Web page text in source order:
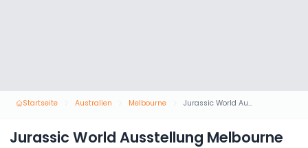
Startseite Australien Melbourne Jurassic World Ausstellung Melbourne
Jurassic World Ausstellung Melbourne